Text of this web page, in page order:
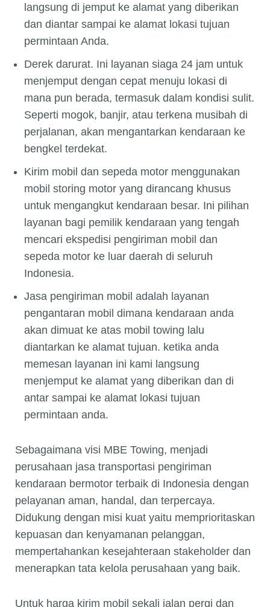
langsung di jemput ke alamat yang diberikan
dan diantar sampai ke alamat lokasi tujuan
permintaan Anda.
Derek darurat. Ini layanan siaga 24 jam untuk
menjemput dengan cepat menuju lokasi di
mana pun berada, termasuk dalam kondisi sulit.
Seperti mogok, banjir, atau terkena musibah di
perjalanan, akan mengantarkan kendaraan ke
bengkel terdekat.
Kirim mobil dan sepeda motor menggunakan
mobil storing motor yang dirancang khusus
untuk mengangkut kendaraan besar. Ini pilihan
layanan bagi pemilik kendaraan yang tengah
mencari ekspedisi pengiriman mobil dan
sepeda motor ke luar daerah di seluruh
Indonesia.
Jasa pengiriman mobil adalah layanan
pengantaran mobil dimana kendaraan anda
akan dimuat ke atas mobil towing lalu
diantarkan ke alamat tujuan. ketika anda
memesan layanan ini kami langsung
menjemput ke alamat yang diberikan dan di
antar sampai ke alamat lokasi tujuan
permintaan anda.
Sebagaimana visi MBE Towing, menjadi
perusahaan jasa transportasi pengiriman
kendaraan bermotor terbaik di Indonesia dengan
pelayanan aman, handal, dan terpercaya.
Didukung dengan misi kuat yaitu memprioritaskan
kepuasan dan kenyamanan pelanggan,
mempertahankan kesejahteraan stakeholder dan
menerapkan tata kelola perusahaan yang baik.
Untuk harga kirim mobil sekali jalan pergi dan